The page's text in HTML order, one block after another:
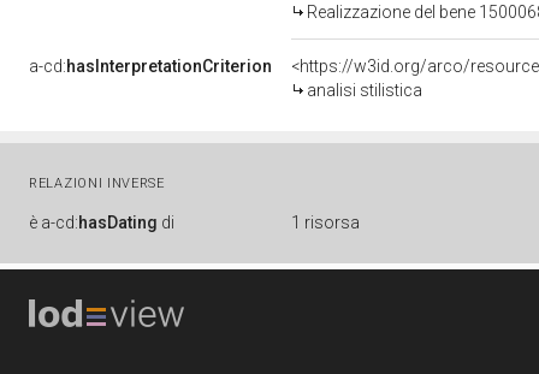
Realizzazione del bene
a-cd:hasInterpretationCriterion
<https://w3id.org/arco/
analisi stilistica
RELAZIONI INVERSE
è a-cd:hasDating di 1 risorsa